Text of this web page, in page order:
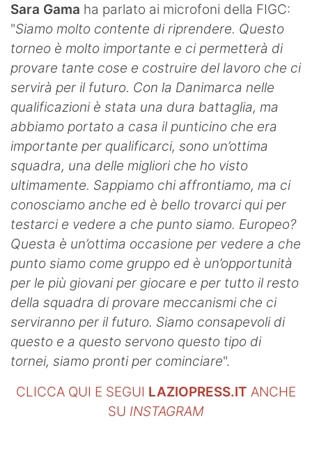
Sara Gama ha parlato ai microfoni della FIGC:
"Siamo molto contente di riprendere. Questo
torneo è molto importante e ci permetterà di
provare tante cose e costruire del lavoro che ci
servirà per il futuro. Con la Danimarca nelle
qualificazioni è stata una dura battaglia, ma
abbiamo portato a casa il punticino che era
importante per qualificarci, sono un’ottima
squadra, una delle migliori che ho visto
ultimamente. Sappiamo chi affrontiamo, ma ci
conosciamo anche ed è bello trovarci qui per
testarci e vedere a che punto siamo. Europeo?
Questa è un’ottima occasione per vedere a che
punto siamo come gruppo ed è un’opportunità
per le più giovani per giocare e per tutto il resto
della squadra di provare meccanismi che ci
serviranno per il futuro. Siamo consapevoli di
questo e a questo servono questo tipo di
tornei, siamo pronti per cominciare".
CLICCA QUI E SEGUI LAZIOPRESS.IT ANCHE
SU INSTAGRAM